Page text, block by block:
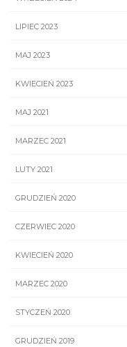
LIPIEC 2023
MAJ 2023
KWIECIEŃ 2023
MAJ 2021
MARZEC 2021
LUTY 2021
GRUDZIEŃ 2020
CZERWIEC 2020
KWIECIEŃ 2020
MARZEC 2020
STYCZEŃ 2020
GRUDZIEŃ 2019